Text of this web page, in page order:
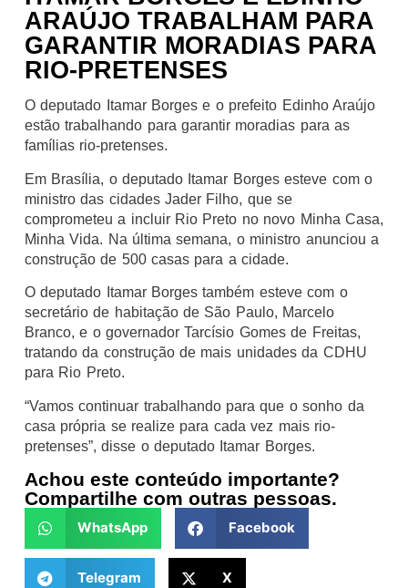
ARAÚJO TRABALHAM PARA
GARANTIR MORADIAS PARA
RIO-PRETENSES
O deputado Itamar Borges e o prefeito Edinho Araújo
estão trabalhando para garantir moradias para as
famílias rio-pretenses.
Em Brasília, o deputado Itamar Borges esteve com o
ministro das cidades Jader Filho, que se
comprometeu a incluir Rio Preto no novo Minha Casa,
Minha Vida. Na última semana, o ministro anunciou a
construção de 500 casas para a cidade.
O deputado Itamar Borges também esteve com o
secretário de habitação de São Paulo, Marcelo
Branco, e o governador Tarcísio Gomes de Freitas,
tratando da construção de mais unidades da CDHU
para Rio Preto.
“Vamos continuar trabalhando para que o sonho da
casa própria se realize para cada vez mais rio-
pretenses”, disse o deputado Itamar Borges.
Achou este conteúdo importante?
Compartilhe com outras pessoas.
WhatsApp Facebook
Telegram X